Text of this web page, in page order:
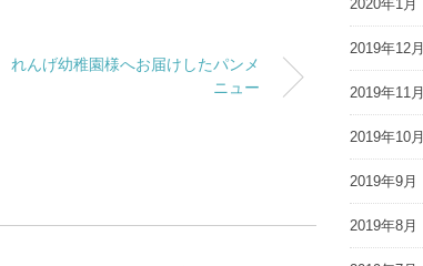
れんげ幼稚園様へお届けしたパンメ
ニュー
2020年1月
2019年12月
2019年11月
2019年10月
2019年9月
2019年8月